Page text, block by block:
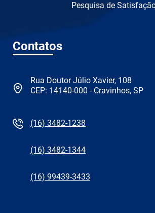
Pesquisa de
Contatos
Rua Doutor Júlio Xavier, 108
CEP: 14140-000 - Cravinhos, SP
(16) 3482-1238
(16) 3482-1344
(16) 99439-3433